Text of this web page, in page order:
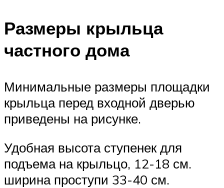
Размеры крыльца
частного дома
Минимальные размеры площадки
крыльца перед входной дверью
приведены на рисунке.
Удобная высота ступенек для
подъема на крыльцо, 12-18 см.
ширина проступи 33-40 см.